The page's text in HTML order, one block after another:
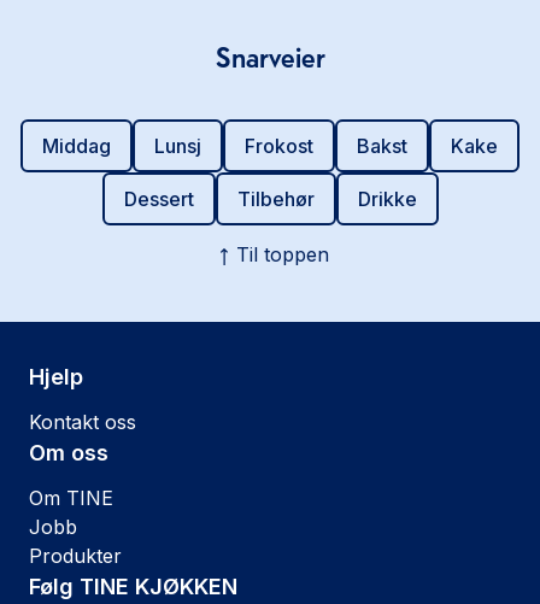
Snarveier
Middag Lunsj Frokost Bakst Kake
Dessert Tilbehør Drikke
Til toppen
Hjelp
Kontakt oss
Om oss
Om TINE
Jobb
Produkter
Følg TINE KJØKKEN